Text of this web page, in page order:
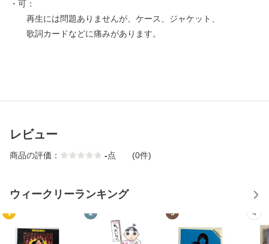
・可：
再生には問題ありませんが、ケース、ジャケット、
歌詞カードなどに痛みがあります。
レビュー
商品の評価： -点 (0件)
ウィークリーランキング
1 2 3 4